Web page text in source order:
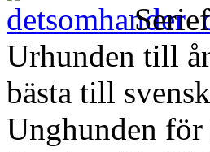
Urhunden till
bästa till
Unghunden för